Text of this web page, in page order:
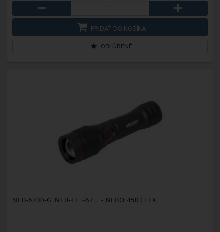
PRIDAŤ DO KOŠÍKA
OBĽÚBENÉ
NEB-6700-G_NEB-FLT-67... - NEBO 450 FLEX